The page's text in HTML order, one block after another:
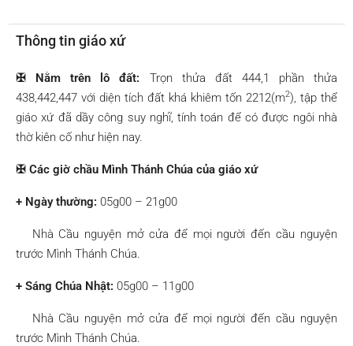
Thông tin giáo xứ
✠ Nằm trên lô đất: Trọn thửa đất 444,1 phần thửa
438,442,447 với diện tích đất khá khiêm tốn 2212(m2), tập thể
giáo xứ đã dầy công suy nghĩ, tính toán để có được ngôi nhà
thờ kiên cố như hiện nay.
✠ Các giờ chầu Mình Thánh Chúa của giáo xứ
+ Ngày thường: 05g00 – 21g00
Nhà Cầu nguyện mở cửa để mọi người đến cầu nguyện
trước Mình Thánh Chúa.
+ Sáng Chúa Nhật: 05g00 – 11g00
Nhà Cầu nguyện mở cửa để mọi người đến cầu nguyện
trước Mình Thánh Chúa.